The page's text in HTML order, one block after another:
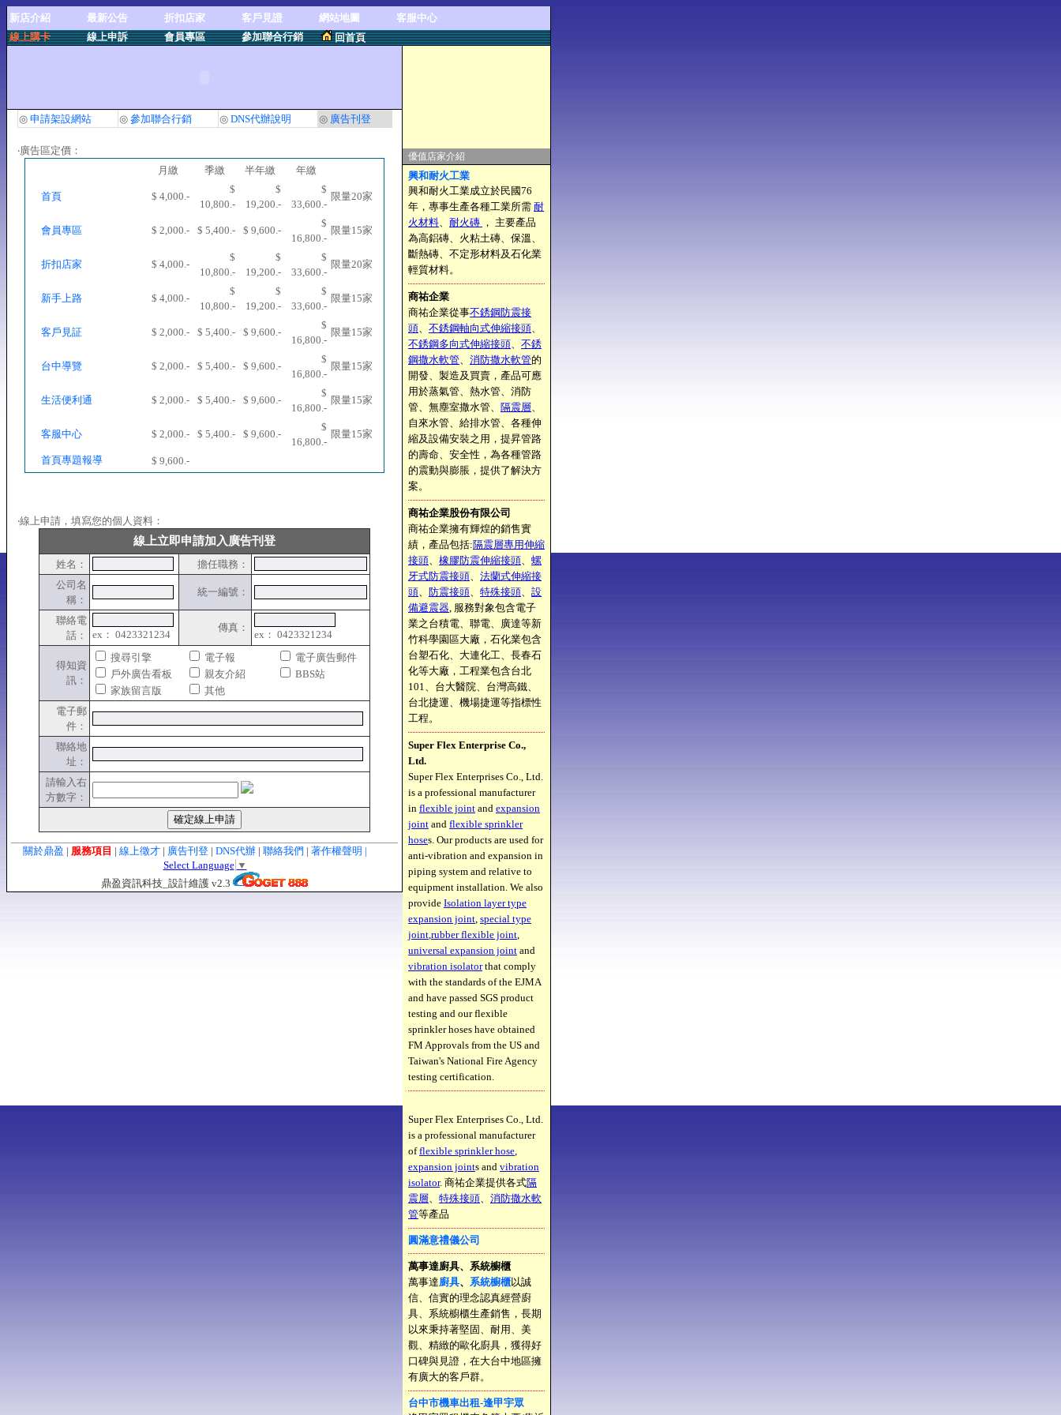
新店介紹 最新公告 折扣店家 客戶見證 網站地圖
客服中心
線上購卡
線上申訴 會員專區 參加聯合行銷 回首頁
◎ 申請架設網站 ◎ 參加聯合行銷 ◎ DNS代辦說明 ◎ 廣告刊登
‧廣告區定價：
月繳
季繳 半年繳 年繳
首頁 $ 4,000.-
$
10,800.-
$
19,200.-
$
33,600.-
限量20家
會員專區 $ 2,000.- $ 5,400.- $ 9,600.-
$
16,800.-
限量15家
折扣店家 $ 4,000.-
$
10,800.-
$
19,200.-
$
33,600.-
限量20家
新手上路 $ 4,000.-
$
10,800.-
$
19,200.-
$
33,600.-
限量15家
客戶見証 $ 2,000.- $ 5,400.- $ 9,600.-
$
16,800.-
限量15家
台中導覽 $ 2,000.- $ 5,400.- $ 9,600.-
$
16,800.-
限量15家
生活便利通 $ 2,000.- $ 5,400.- $ 9,600.-
$
16,800.-
限量15家
客服中心 $ 2,000.- $ 5,400.- $ 9,600.-
$
16,800.-
限量15家
首頁專題報導 $ 9,600.-
‧線上申請，填寫您的個人資料：
線上立即申請加入廣告刊登
姓名：
擔任職務：
公司名
稱：
統一編號：
聯絡電
話：
ex： 0423321234
傳真：
ex： 0423321234
得知資
訊：
搜尋引擎 電子報
電子廣告郵件
戶外廣告看板
親友介紹
BBS站
家族留言版
其他
電子郵
件：
聯絡地
址：
請輸入右
方數字：
關於鼎盈 | 服務項目 | 線上徵才 | 廣告刊登 | DNS代辦 | 聯絡我們 | 著作權聲明 |
Select Language ▼
鼎盈資訊科技_設計維護 v2.3
優值店家介紹
興和耐火工業
興和耐火工業成立於民國76
年，專事生產各種工業所需 耐
火材料、 耐火磚 ， 主要產品
為高鋁磚、火粘土磚、保溫、
斷熱磚、不定形材料及石化業
輕質材料。
商祐企業
商祐企業從事不銹鋼防震接
頭、 不銹鋼軸向式伸縮接頭、
不銹鋼多向式伸縮接頭、 不銹
鋼撒水軟管、 消防撒水軟管的
開發、製造及買賣，產品可應
用於蒸氣管、熱水管、消防
管、無塵室撒水管、 隔震層、
自來水管、給排水管、各種伸
縮及設備安裝之用，提昇管路
的壽命、安全性，為各種管路
的震動與膨脹，提供了解決方
案。
商祐企業股份有限公司
商祐企業擁有輝煌的銷售實
績，產品包括:隔震層專用伸縮
接頭、 橡膠防震伸縮接頭、 螺
牙式防震接頭、 法蘭式伸縮接
頭、 防震接頭、 特殊接頭、 設
備避震器, 服務對象包含電子
業之台積電、聯電、廣達等新
竹科學園區大廠，石化業包含
台塑石化、大連化工、長春石
化等大廠，工程業包含台北
101、台大醫院、台灣高鐵、
台北捷運、機場捷運等指標性
工程。
Super Flex Enterprise Co.,
Ltd.
Super Flex Enterprises Co., Ltd.
is a professional manufacturer
in flexible joint and expansion
joint and flexible sprinkler
hoses. Our products are used for
anti-vibration and expansion in
piping system and relative to
equipment installation. We also
provide Isolation layer type
expansion joint, special type
joint,rubber flexible joint,
universal expansion joint and
vibration isolatorthat comply
with the standards of the EJMA
and have passed SGS product
testing and our flexible
sprinkler hoses have obtained
FM Approvals from the US and
Taiwan's National Fire Agency
testing certification.
Super Flex Enterprises Co., Ltd.
is a professional manufacturer
offlexible sprinkler hose,
expansion joints and vibration
isolator. 商祐企業提供各式隔
震層、 特殊接頭、 消防撒水軟
管等產品
圓滿意禮儀公司
萬事達廚具、系統櫥櫃
萬事達廚具、 系統櫥櫃以誠
信、信實的理念認真經營廚
具、系統櫥櫃生產銷售，長期
以來秉持著堅固、耐用、美
觀、精緻的歐化廚具，獲得好
口碑與見證，在大台中地區擁
有廣大的客戶群。
台中市機車出租-逢甲宇眾